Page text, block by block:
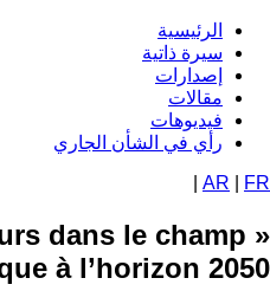
الرئيسية
سيرة ذاتية
إصدارات
مقالات
فيديوهات
رأي في الشأن الجاري
AR
dans le
à l’horizon